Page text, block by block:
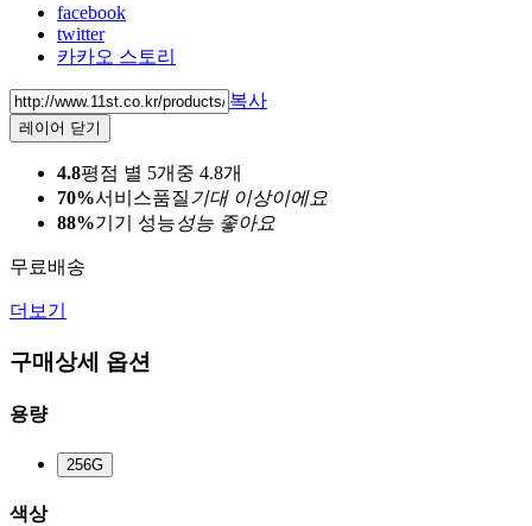
facebook
twitter
카카오 스토리
복사
레이어 닫기
4.8평점 별 5개중 4.8개
70%서비스품질기대 이상이에요
88%기기 성능성능 좋아요
무료배송
더보기
구매상세 옵션
용량
256G
색상